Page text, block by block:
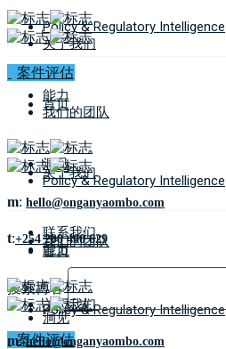
Policy & Regulatory Intelligence
能力
洞见
联系我们
关于我们
我们的团队
Policy & Regulatory Intelligence
能力
洞见
案件评估
首页
关于我们
我们的团队
Policy & Regulatory Intelligence
m: hello@onganyaombo.com
t:+254 208 400 629
搜索博客
案件评估
首页
关于我们
m:hello@onganyaombo.com